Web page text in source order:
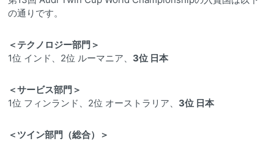
の通りです。
＜テクノロジー部門＞
1位 インド、2位 ルーマニア、 3位 日本
＜サービス部門＞
1位 フィンランド、2位 オーストラリア、 3位 日本
＜ツイン部門（総合）＞